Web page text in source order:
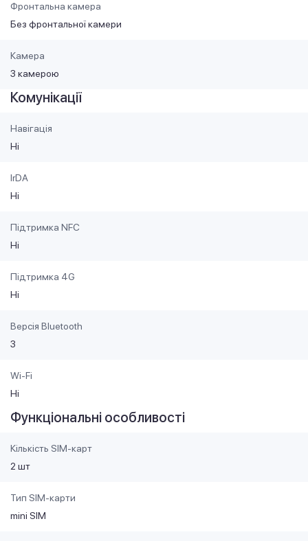
Фронтальна камера
Без фронтальної камери
Камера
З камерою
Комунікації
Навігація
Ні
IrDA
Ні
Підтримка NFC
Ні
Підтримка 4G
Ні
Версія Bluetooth
3
Wi-Fi
Ні
Функціональні особливості
Кількість SIM-карт
2 шт
Тип SIM-карти
mini SIM